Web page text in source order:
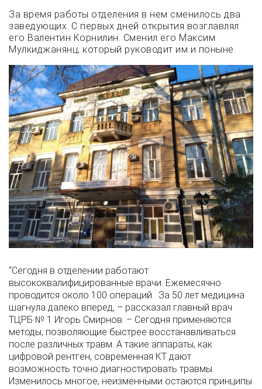
За время работы отделения в нем сменилось два
заведующих. С первых дней открытия возглавлял
его Валентин Корнилин. Сменил его Максим
Мулкиджанянц, который руководит им и поныне.
“Сегодня в отделении работают
высококвалифицированные врачи. Ежемесячно
проводится около 100 операций. За 50 лет медицина
шагнула далеко вперед, – рассказал главный врач
ТЦРБ № 1 Игорь Смирнов. – Сегодня применяются
методы, позволяющие быстрее восстанавливаться
после различных травм. А такие аппараты, как
цифровой рентген, современная КТ дают
возможность точно диагностировать травмы.
Изменилось многое, неизменными остаются принципы